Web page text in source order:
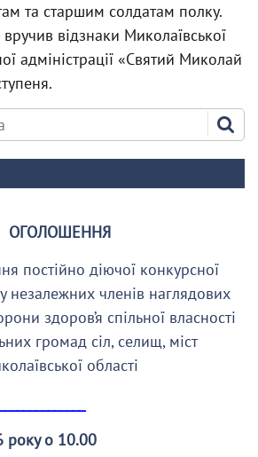
та старшим солдатам полку.
відзнаки Миколаївської
адміністрації «Святий Миколай
ОГОЛОШЕННЯ
постійно діючої конкурсної
незалежних членів наглядових
здоров’я спільної власності
громад сіл, селищ, міст
області
о 10.00